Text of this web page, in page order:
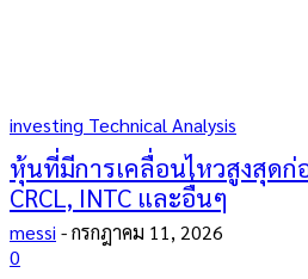
investing Technical Analysis
หุ้นที่มีการเคลื่อนไหวสูงสุดก่
CRCL, INTC และอื่นๆ
messi -กรกฎาคม 11, 2026
0